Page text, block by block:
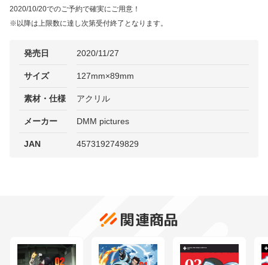
2020/10/20でのご予約で確実にご用意！
※以降は上限数に達し次第受付終了となります。
発売日 2020/11/27
サイズ 127mm×89mm
素材・仕様 アクリル
メーカー DMM pictures
JAN 4573192749829
関連商品